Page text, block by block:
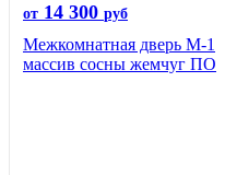
от 14 300 руб
Межкомнатная дверь М-1
массив сосны жемчуг ПО